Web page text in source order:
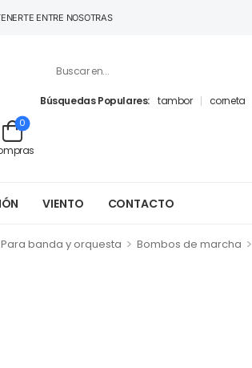
ENTRE NOSOTRAS
Búsquedas Populares: tambor corneta
0
VIENTO CONTACTO
Para banda y orquesta > Bombos de marcha >